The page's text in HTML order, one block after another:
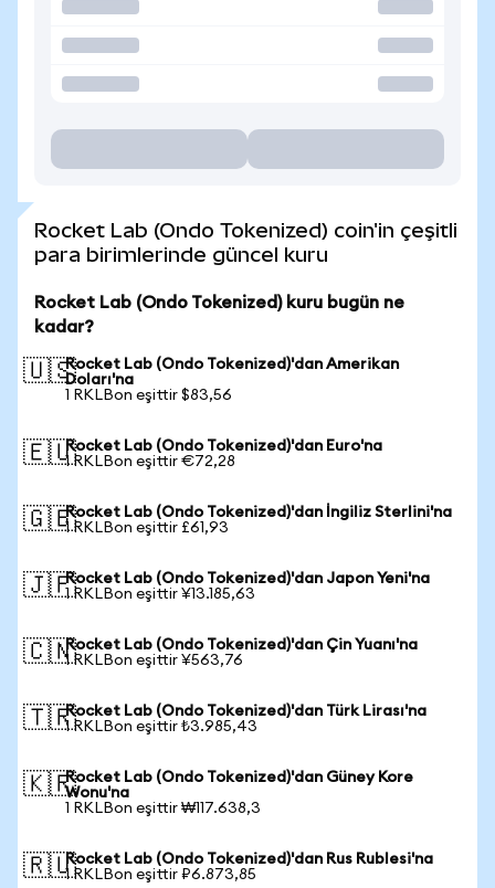
Rocket Lab (Ondo Tokenized) coin'in çeşitli
para birimlerinde güncel kuru
Rocket Lab (Ondo Tokenized) kuru bugün ne
kadar?
🇺🇸Rocket Lab (Ondo Tokenized)'dan Amerikan
Doları'na
1 RKLBon eşittir $83,56
🇪🇺Rocket Lab (Ondo Tokenized)'dan Euro'na
1 RKLBon eşittir €72,28
🇬🇧Rocket Lab (Ondo Tokenized)'dan İngiliz Sterlini'na
1 RKLBon eşittir £61,93
🇯🇵Rocket Lab (Ondo Tokenized)'dan Japon Yeni'na
1 RKLBon eşittir ¥13.185,63
🇨🇳Rocket Lab (Ondo Tokenized)'dan Çin Yuanı'na
1 RKLBon eşittir ¥563,76
🇹🇷Rocket Lab (Ondo Tokenized)'dan Türk Lirası'na
1 RKLBon eşittir ₺3.985,43
🇰🇷Rocket Lab (Ondo Tokenized)'dan Güney Kore
Wonu'na
1 RKLBon eşittir ₩117.638,3
🇷🇺Rocket Lab (Ondo Tokenized)'dan Rus Rublesi'na
1 RKLBon eşittir ₽6.873,85